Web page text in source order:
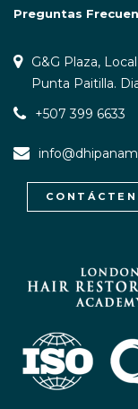
Preguntas
G&G Plaza,
Punta Paitilla.
+507 399 6633